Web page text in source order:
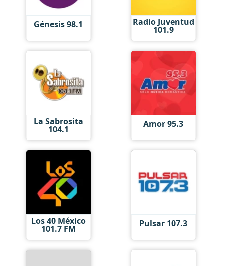
Génesis 98.1 Radio Juventud
101.9
La Sabrosita
104.1 Amor 95.3
Los 40 México
101.7 FM Pulsar 107.3